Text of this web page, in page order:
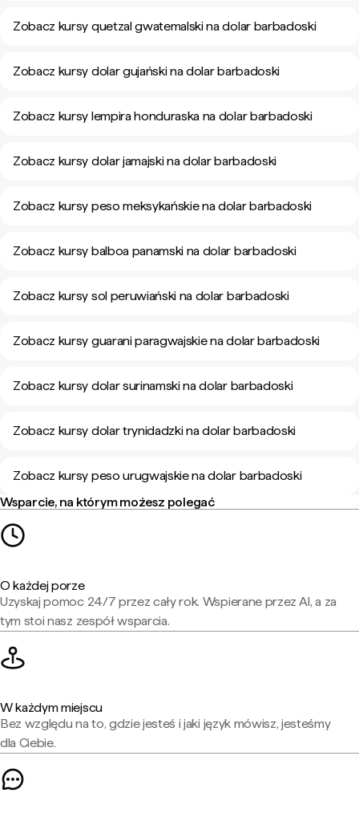
Zobacz kursy quetzal gwatemalski na dolar barbadoski
Zobacz kursy dolar gujański na dolar barbadoski
Zobacz kursy lempira honduraska na dolar barbadoski
Zobacz kursy dolar jamajski na dolar barbadoski
Zobacz kursy peso meksykańskie na dolar barbadoski
Zobacz kursy balboa panamski na dolar barbadoski
Zobacz kursy sol peruwiański na dolar barbadoski
Zobacz kursy guarani paragwajskie na dolar barbadoski
Zobacz kursy dolar surinamski na dolar barbadoski
Zobacz kursy dolar trynidadzki na dolar barbadoski
Zobacz kursy peso urugwajskie na dolar barbadoski
Wsparcie, na którym możesz polegać
O każdej porze
Uzyskaj pomoc 24/7 przez cały rok. Wspierane przez AI, a za
tym stoi nasz zespół wsparcia.
W każdym miejscu
Bez względu na to, gdzie jesteś i jaki język mówisz, jesteśmy
dla Ciebie.